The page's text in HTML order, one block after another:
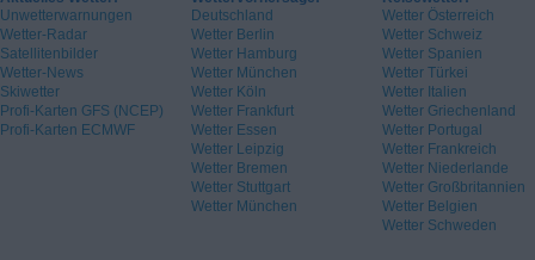
Unwetterwarnungen
Wetter-Radar
Satellitenbilder
Wetter-News
Skiwetter
Profi-Karten GFS (NCEP)
Profi-Karten ECMWF
Deutschland
Wetter Berlin
Wetter Hamburg
Wetter München
Wetter Köln
Wetter Frankfurt
Wetter Essen
Wetter Leipzig
Wetter Bremen
Wetter Stuttgart
Wetter München
Wetter Österreich
Wetter Schweiz
Wetter Spanien
Wetter Türkei
Wetter Italien
Wetter Griechenland
Wetter Portugal
Wetter Frankreich
Wetter Niederlande
Wetter Großbritannien
Wetter Belgien
Wetter Schweden